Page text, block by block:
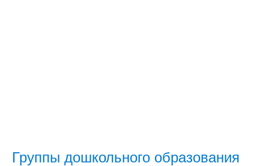
Группы дошкольного образования